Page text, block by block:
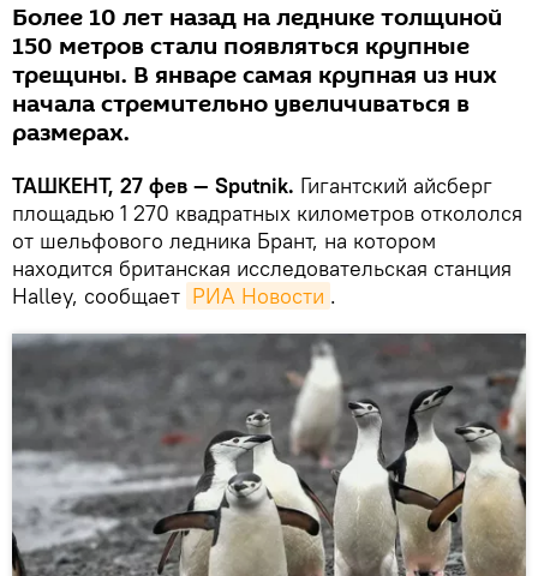
Более 10 лет назад на леднике толщиной
150 метров стали появляться крупные
трещины. В январе самая крупная из них
начала стремительно увеличиваться в
размерах.
ТАШКЕНТ, 27 фев — Sputnik. Гигантский айсберг
площадью 1 270 квадратных километров откололся
от шельфового ледника Брант, на котором
находится британская исследовательская станция
Halley, сообщает РИА Новости .